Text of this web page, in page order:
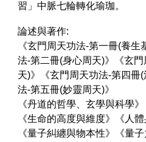
習」中脈七輪轉化瑜珈。
論述與著作:
《玄門周天功法-第一冊(養
法-第二冊(身心周天)》《玄
天)》《玄門周天功法-第四冊
法-第五冊(妙靈周天)》
《丹道的哲學、玄學與科學
《生命的高度與維度》《人體
《量子糾纏與物本性》《量